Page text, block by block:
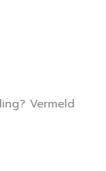
Vermeld